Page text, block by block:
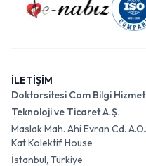
İLETİŞİM
Doktorsitesi Com Bilgi
Teknoloji ve Ticaret A.Ş.
Maslak Mah. Ahi Evran Cd.
Kat Kolektif House
İstanbul, Türkiye